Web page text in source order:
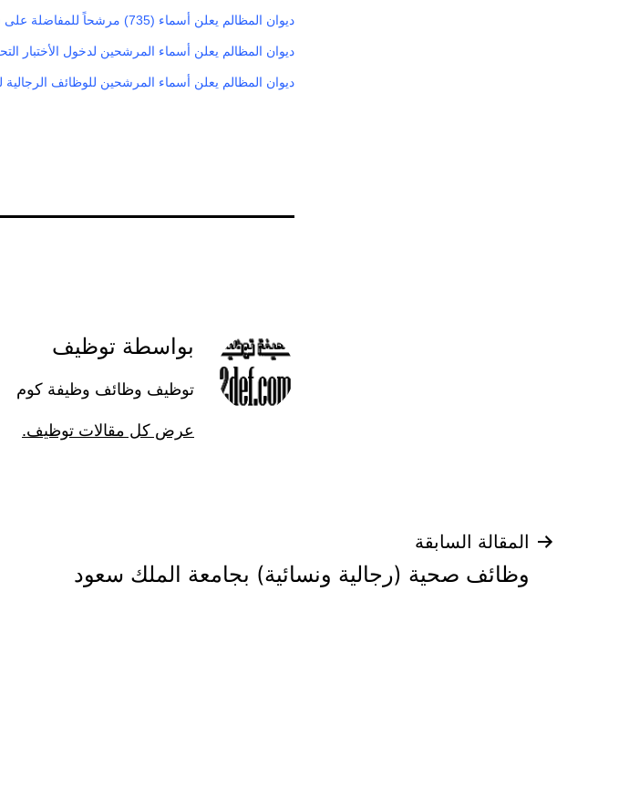
ديوان المظالم يعلن أسماء (735) مرشحاً للمفاضلة على (402) وظيفة على المرتبة السادسة
ديوان المظالم يعلن أسماء المرشحين لدخول الأختبار
ديوان المظالم يعلن أسماء المرشحين للوظائف الرجالية
بواسطة توظيف
توظيف وظائف وظيفة كوم
عرض كل مقالات توظيف.
تصفّح
المقالات
المقالة السابقة
وظائف صحية (رجالية ونسائية) بجامعة الملك سعود